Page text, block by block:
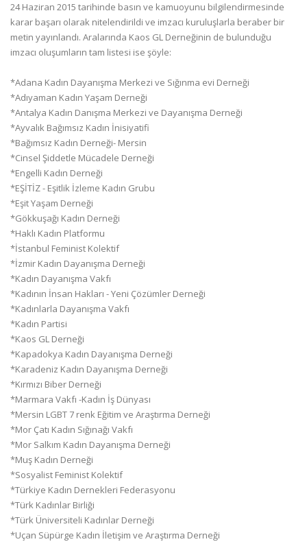
24 Haziran 2015 tarihinde basın ve kamuoyunu bilgilendirmesinde
karar başarı olarak nitelendirildi ve imzacı kuruluşlarla beraber bir
metin yayınlandı. Aralarında Kaos GL Derneğinin de bulunduğu
imzacı oluşumların tam listesi ise şöyle:
*Adana Kadın Dayanışma Merkezi ve Sığınma evi Derneği
*Adıyaman Kadın Yaşam Derneği
*Antalya Kadın Danışma Merkezi ve Dayanışma Derneği
*Ayvalık Bağımsız Kadın İnisiyatifi
*Bağımsız Kadın Derneği- Mersin
*Cinsel Şiddetle Mücadele Derneği
*Engelli Kadın Derneği
*EŞİTİZ - Eşitlik İzleme Kadın Grubu
*Eşit Yaşam Derneği
*Gökkuşağı Kadın Derneği
*Haklı Kadın Platformu
*İstanbul Feminist Kolektif
*İzmir Kadın Dayanışma Derneği
*Kadın Dayanışma Vakfı
*Kadının İnsan Hakları - Yeni Çözümler Derneği
*Kadınlarla Dayanışma Vakfı
*Kadın Partisi
*Kaos GL Derneği
*Kapadokya Kadın Dayanışma Derneği
*Karadeniz Kadın Dayanışma Derneği
*Kırmızı Biber Derneği
*Marmara Vakfı -Kadın İş Dünyası
*Mersin LGBT 7 renk Eğitim ve Araştırma Derneği
*Mor Çatı Kadın Sığınağı Vakfı
*Mor Salkım Kadın Dayanışma Derneği
*Muş Kadın Derneği
*Sosyalist Feminist Kolektif
*Türkiye Kadın Dernekleri Federasyonu
*Türk Kadınlar Birliği
*Türk Üniversiteli Kadınlar Derneği
*Uçan Süpürge Kadın İletişim ve Araştırma Derneği